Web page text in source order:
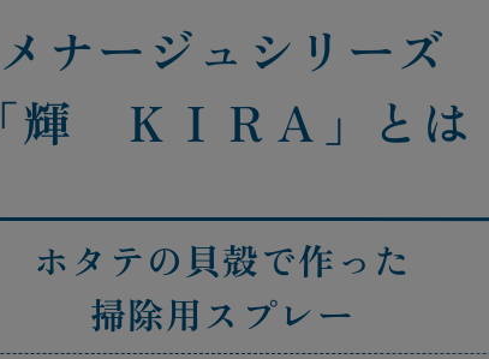
メナージュシリーズ
「輝 ＫＩＲＡ」とは
ホタテの貝殻で作った
掃除用スプレー